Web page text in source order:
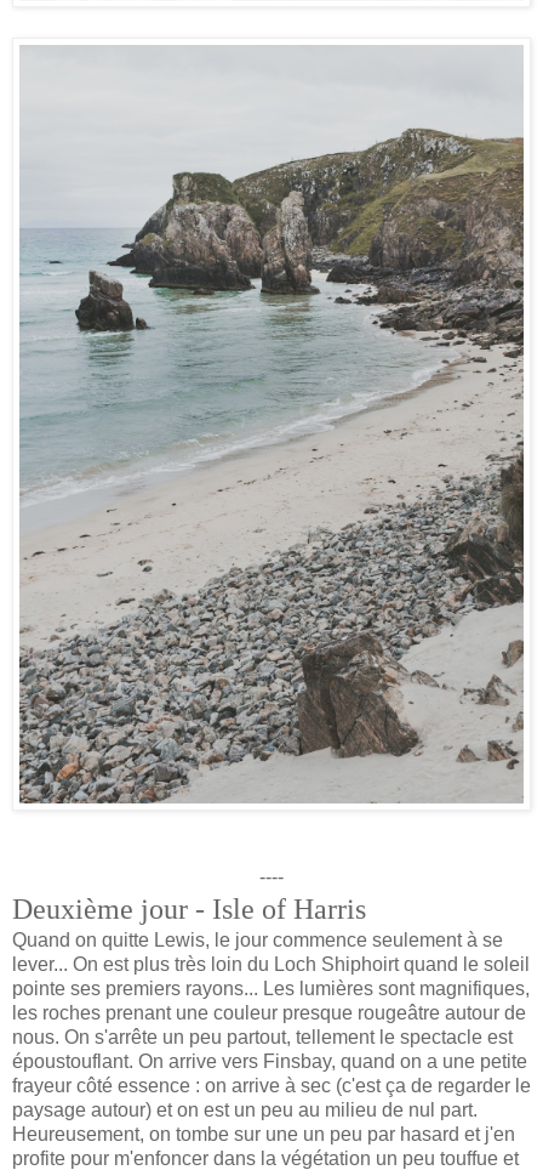
----
Deuxième jour - Isle of Harris
Quand on quitte Lewis, le jour commence seulement à se
lever... On est plus très loin du Loch Shiphoirt quand le soleil
pointe ses premiers rayons... Les lumières sont magnifiques,
les roches prenant une couleur presque rougeâtre autour de
nous. On s'arrête un peu partout, tellement le spectacle est
époustouflant. On arrive vers Finsbay, quand on a une petite
frayeur côté essence : on arrive à sec (c'est ça de regarder le
paysage autour) et on est un peu au milieu de nul part.
Heureusement, on tombe sur une un peu par hasard et j'en
profite pour m'enfoncer dans la végétation un peu touffue et